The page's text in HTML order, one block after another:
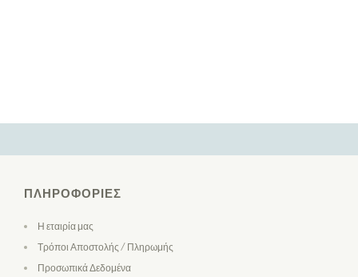
ΠΛΗΡΟΦΟΡΊΕΣ
Η εταιρία μας
Τρόποι Αποστολής / Πληρωμής
Προσωπικά Δεδομένα